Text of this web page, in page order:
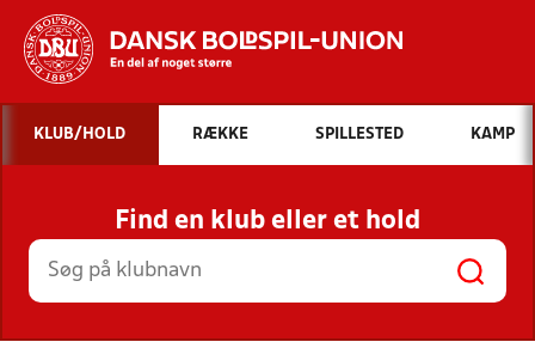
Hvad vil du søge efter?
INDHOLD OG NYHEDER
STILLINGER, RESULTATER, KLUBBER OG
HOLD
KLUB/HOLD RÆKKE SPILLESTED KAMP
Find en klub eller et hold